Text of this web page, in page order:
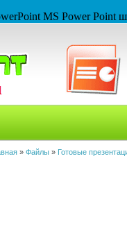
MS Power
» Файлы » Готовые